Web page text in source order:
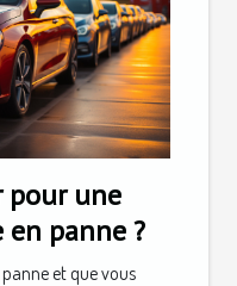
pour une
panne ?
et que vous